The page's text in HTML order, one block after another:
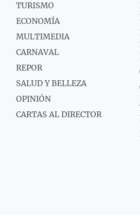
TURISMO
ECONOMÍA
MULTIMEDIA
CARNAVAL
REPOR
SALUD Y BELLEZA
OPINIÓN
CARTAS AL DIRECTOR